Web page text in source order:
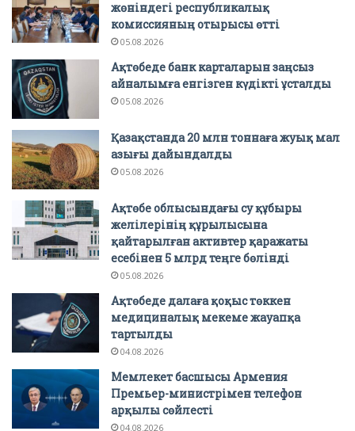
жөніндегі республикалық
комиссияның отырысы өтті
05.08.2026
Ақтөбеде банк карталарын заңсыз
айналымға енгізген күдікті ұсталды
05.08.2026
Қазақстанда 20 млн тоннаға жуық мал
азығы дайындалды
05.08.2026
Ақтөбе облысындағы су құбыры
желілерінің құрылысына
қайтарылған активтер қаражаты
есебінен 5 млрд теңге бөлінді
05.08.2026
Ақтөбеде далаға қоқыс төккен
медициналық мекеме жауапқа
тартылды
04.08.2026
Мемлекет басшысы Армения
Премьер-министрімен телефон
арқылы сөйлесті
04.08.2026